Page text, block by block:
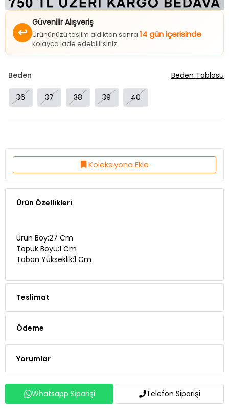
Güvenilir Alışveriş
Ürününüzü teslim aldıktan sonra
kolayca iade edebilirsiniz.
36
Koleksiyona Ekle
Ürün Özellikleri
Topuk Boyu:1 Cm
Taban Yükseklik:1 Cm
Teslimat
Ödeme
Yorumlar